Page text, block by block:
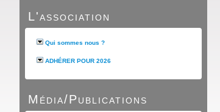
L'association
Qui sommes nous ?
ADHÉRER POUR 2026
Média/Publications